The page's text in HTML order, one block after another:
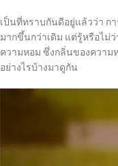
เป็นที่ทราบกันดีอยู่แล้วว่า ก
มากขึ้นกว่าเดิม แต่รู้หรือไม่
ความหอม ซึ่งกลิ่นของควา
อย่างไรบ้างมาดูกัน